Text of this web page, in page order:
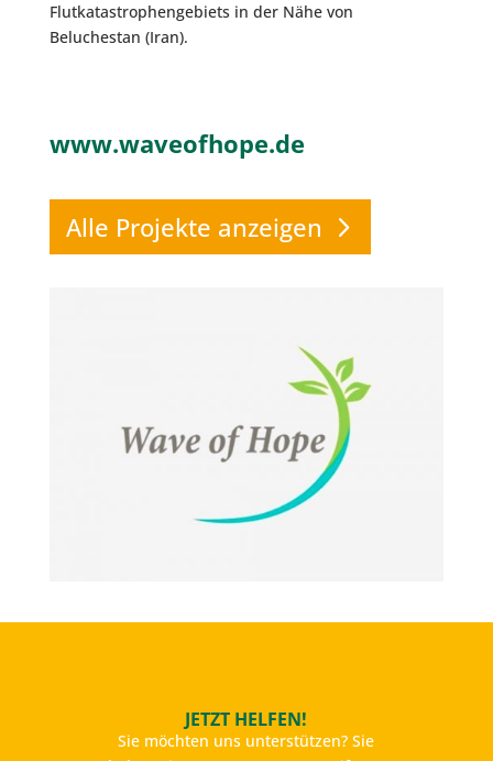
Flutkatastrophengebiets in der Nähe von
Beluchestan (Iran).
www.waveofhope.de
Alle Projekte anzeigen
JETZT HELFEN!
Sie möchten uns unterstützen? Sie